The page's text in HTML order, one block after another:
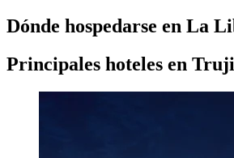
Dónde hospedarse en La
Principales hoteles en